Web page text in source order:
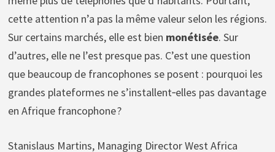
cette attention n’a pas la même valeur selon les régions.
Sur certains marchés, elle est bien monétisée. Sur
d’autres, elle ne l’est presque pas. C’est une question
que beaucoup de francophones se posent : pourquoi les
grandes plateformes ne s’installent‑elles pas davantage
en Afrique francophone ?
Stanislaus Martins, Managing Director West Africa